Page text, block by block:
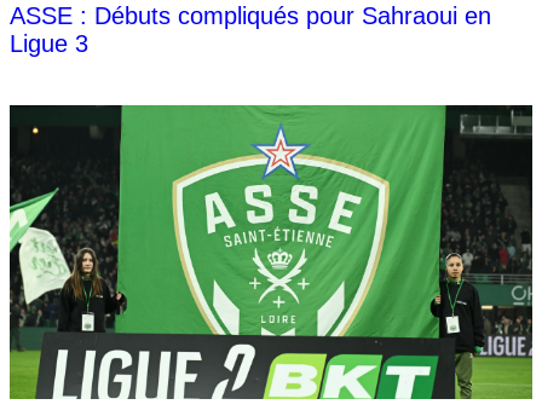
ASSE : Débuts compliqués pour Sahraoui en
Ligue 3